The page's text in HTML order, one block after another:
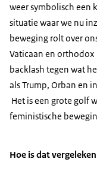
weer symbolisch een
situatie waar we nu
beweging rolt over
Vaticaan en orthodox
backlash tegen wat
als Trump, Orban en
Het is een grote golf
feministische
Hoe is dat